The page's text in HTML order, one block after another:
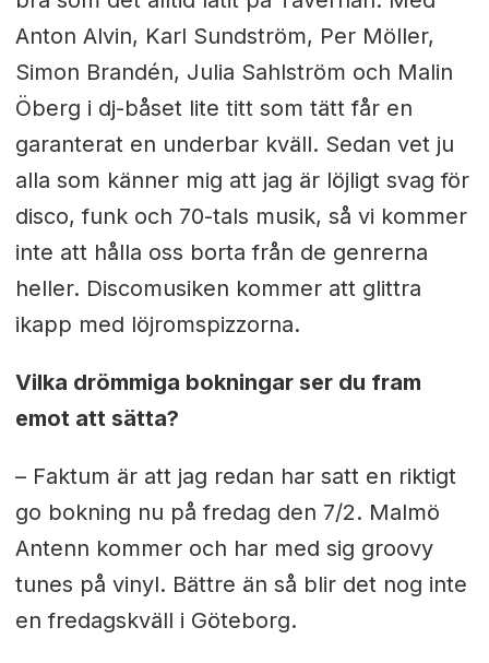
Anton Alvin, Karl Sundström, Per Möller,
Simon Brandén, Julia Sahlström och Malin
Öberg i dj-båset lite titt som tätt får en
garanterat en underbar kväll. Sedan vet ju
alla som känner mig att jag är löjligt svag för
disco, funk och 70-tals musik, så vi kommer
inte att hålla oss borta från de genrerna
heller. Discomusiken kommer att glittra
ikapp med löjromspizzorna.
Vilka drömmiga bokningar ser du fram
emot att sätta?
– Faktum är att jag redan har satt en riktigt
go bokning nu på fredag den 7/2. Malmö
Antenn kommer och har med sig groovy
tunes på vinyl. Bättre än så blir det nog inte
en fredagskväll i Göteborg.